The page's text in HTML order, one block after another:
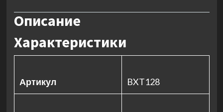
Описание
Характеристики
Артикул BXT128